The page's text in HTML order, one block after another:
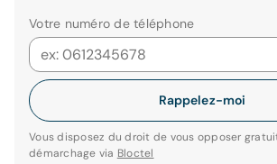
Votre numéro de téléphone
Rappelez-moi
Vous disposez du droit de vous opposer
démarchage via Bloctel